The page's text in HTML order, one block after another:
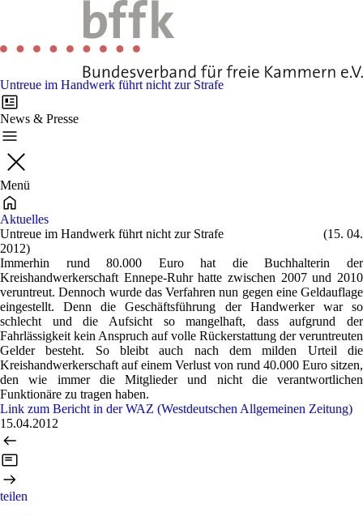
Untreue im Handwerk führt nicht zur Strafe
News & Presse
Menü
Aktuelles
Untreue im Handwerk führt nicht zur Strafe (15. 04.
2012)
Immerhin rund 80.000 Euro hat die Buchhalterin der
Kreishandwerkerschaft Ennepe-Ruhr hatte zwischen 2007 und 2010
veruntreut. Dennoch wurde das Verfahren nun gegen eine Geldauflage
eingestellt. Denn die Geschäftsführung der Handwerker war so
schlecht und die Aufsicht so mangelhaft, dass aufgrund der
Fahrlässigkeit kein Anspruch auf volle Rückerstattung der veruntreuten
Gelder besteht. So bleibt auch nach dem milden Urteil die
Kreishandwerkerschaft auf einem Verlust von rund 40.000 Euro sitzen,
den wie immer die Mitglieder und nicht die verantwortlichen
Funktionäre zu tragen haben.
Link zum Bericht in der WAZ (Westdeutschen Allgemeinen Zeitung)
15.04.2012
teilen